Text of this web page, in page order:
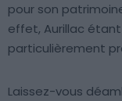
pour son
effet, Aurillac
particulièrement
Laissez-vous